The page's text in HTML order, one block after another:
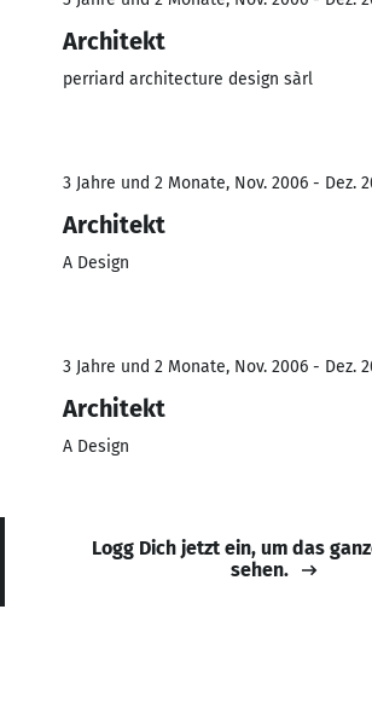
Architekt
perriard architecture design sàrl
3 Jahre und 2 Monate, Nov. 2006 - Dez.
Architekt
A Design
3 Jahre und 2 Monate, Nov. 2006 - Dez.
Architekt
A Design
Logg Dich jetzt ein, um das
sehen.